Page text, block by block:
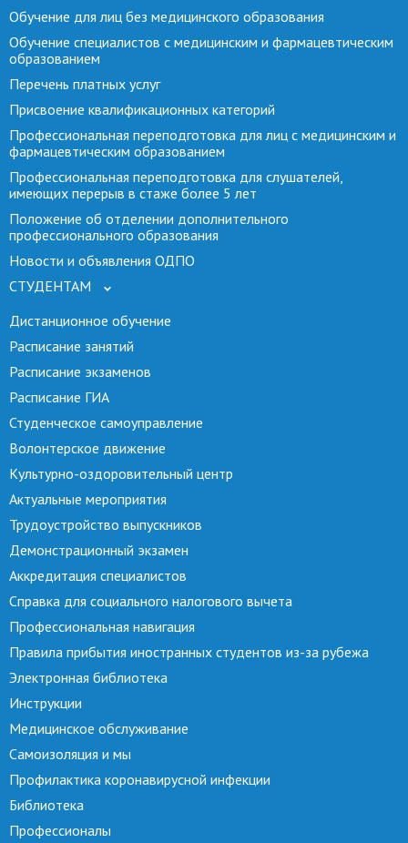
Обучение для лиц без медицинского образования
Обучение специалистов с медицинским и фармацевтическим
образованием
Перечень платных услуг
Присвоение квалификационных категорий
Профессиональная переподготовка для лиц с медицинским и
фармацевтическим образованием
Профессиональная переподготовка для слушателей,
имеющих перерыв в стаже более 5 лет
Положение об отделении дополнительного
профессионального образования
Новости и объявления ОДПО
СТУДЕНТАМ
Дистанционное обучение
Расписание занятий
Расписание экзаменов
Расписание ГИА
Студенческое самоуправление
Волонтерское движение
Культурно-оздоровительный центр
Актуальные мероприятия
Трудоустройство выпускников
Демонстрационный экзамен
Аккредитация специалистов
Справка для социального налогового вычета
Профессиональная навигация
Правила прибытия иностранных студентов из-за рубежа
Электронная библиотека
Инструкции
Медицинское обслуживание
Самоизоляция и мы
Профилактика коронавирусной инфекции
Библиотека
Профессионалы